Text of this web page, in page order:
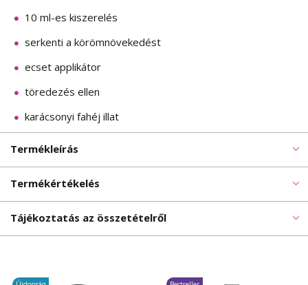
10 ml-es kiszerelés
serkenti a körömnövekedést
ecset applikátor
töredezés ellen
karácsonyi fahéj illat
Termékleírás
Termékértékelés
Tájékoztatás az összetételről